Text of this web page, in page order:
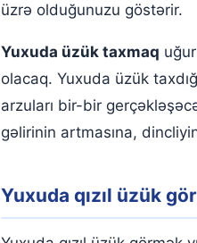
üzrə olduğunuzu göstərir.
Yuxuda üzük taxmaq
olacaq. Yuxuda üzük
arzuları bir-bir
gəlirinin artmasına,
Yuxuda qızıl üzük